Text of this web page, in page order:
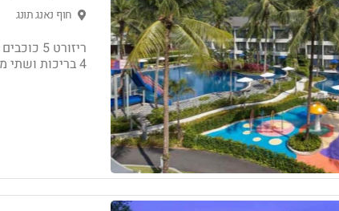
חוף נאנג תונג
ריזורט
4 בריכות ושתי מסעדות. מתאים למשפחות